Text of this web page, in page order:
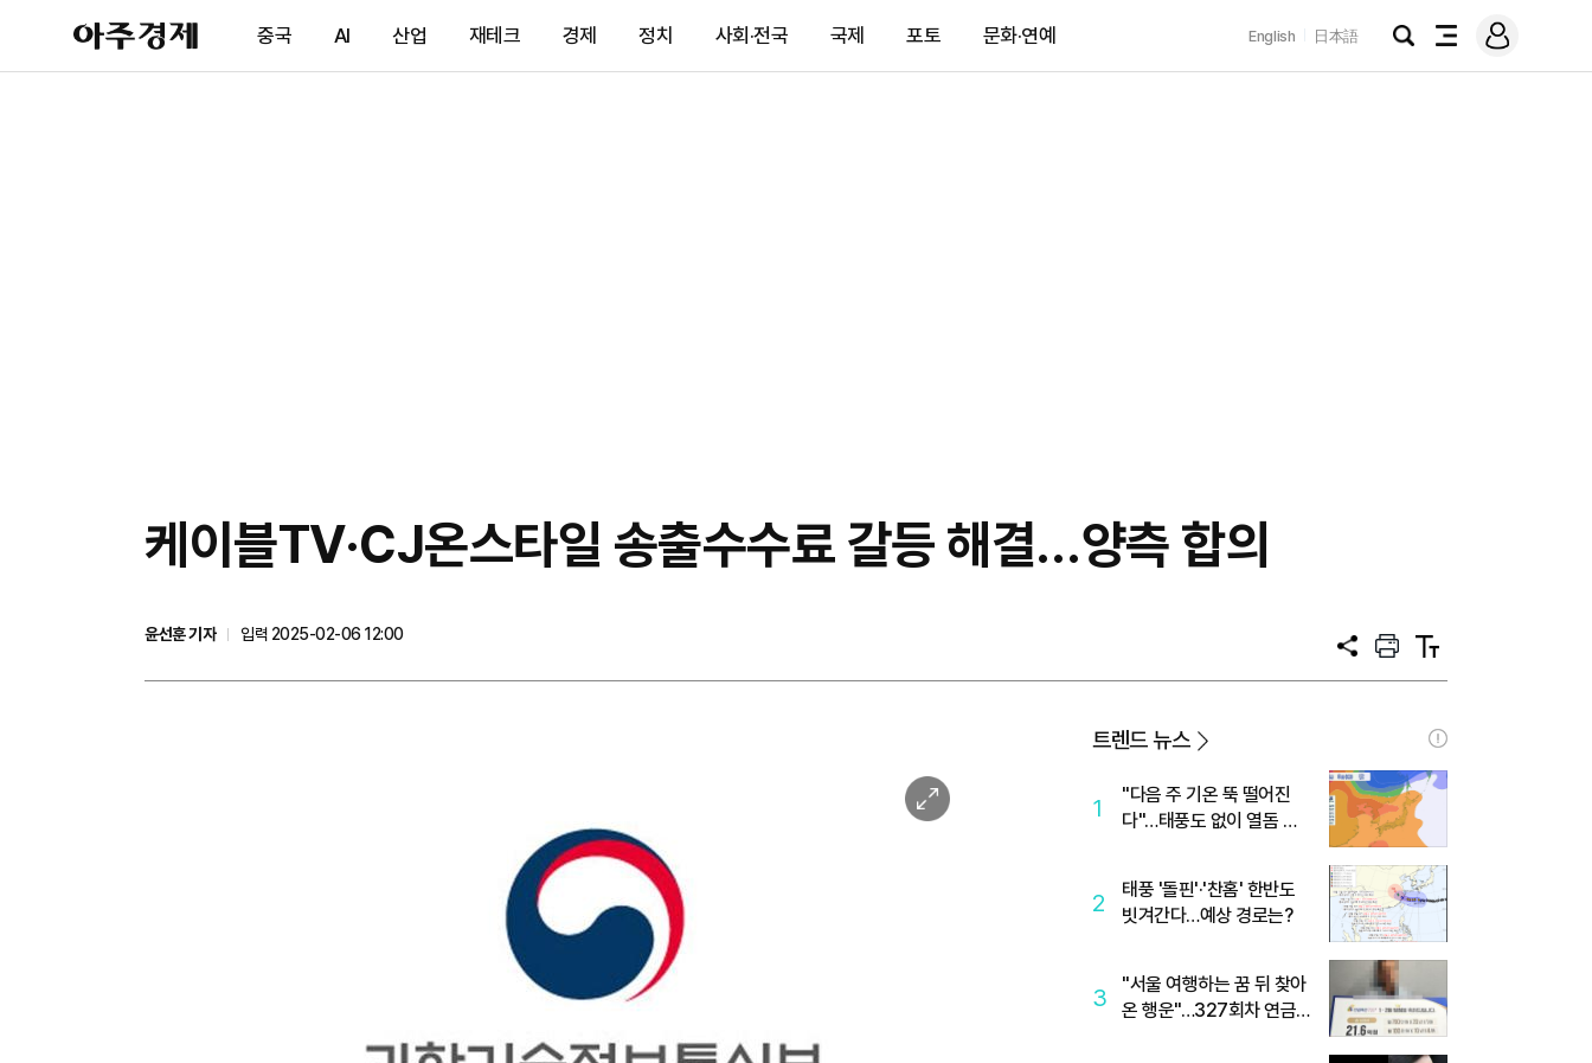
아
주
제
중국 AI 산업 재테크 경제 정치 사회·전국 국제 포토 문화·연예 English 日本語
검
전
메
그
케이블TV·CJ온스타일 송출수수료 갈등 해결…양측 합의
윤선훈 기자
입력 2025-02-06 12:00
공
프
트
텍
트
이
미
트렌드 뉴스
1
"다음 주 기온 뚝 떨어진
다"…태풍도 없이 열돔 박
2
태풍 '돌핀'·'찬홈' 한반도
빗겨간다…예상 경로는?
3
"서울 여행하는 꿈 뒤 찾아
온 행운"…327회차 연금